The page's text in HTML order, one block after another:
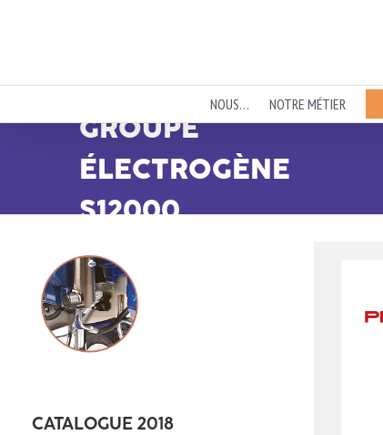
NOUS… NOTRE MÉTIER
GROUPE
ÉLECTROGÈNE
S12000
CATALOGUE 2018